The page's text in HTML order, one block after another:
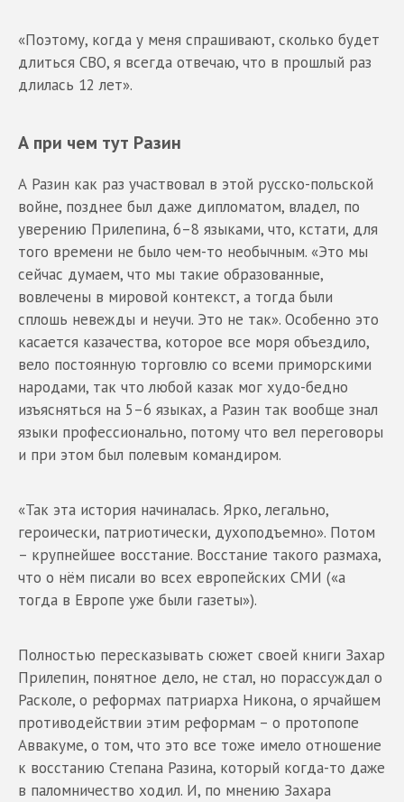
«Поэтому, когда у меня спрашивают, сколько будет
длиться СВО, я всегда отвечаю, что в прошлый раз
длилась 12 лет».
А при чем тут Разин
А Разин как раз участвовал в этой русско-польской
войне, позднее был даже дипломатом, владел, по
уверению Прилепина, 6–8 языками, что, кстати, для
того времени не было чем-то необычным. «Это мы
сейчас думаем, что мы такие образованные,
вовлечены в мировой контекст, а тогда были
сплошь невежды и неучи. Это не так». Особенно это
касается казачества, которое все моря объездило,
вело постоянную торговлю со всеми приморскими
народами, так что любой казак мог худо-бедно
изъясняться на 5–6 языках, а Разин так вообще знал
языки профессионально, потому что вел переговоры
и при этом был полевым командиром.
«Так эта история начиналась. Ярко, легально,
героически, патриотически, духоподъемно». Потом
– крупнейшее восстание. Восстание такого размаха,
что о нём писали во всех европейских СМИ («а
тогда в Европе уже были газеты»).
Полностью пересказывать сюжет своей книги Захар
Прилепин, понятное дело, не стал, но порассуждал о
Расколе, о реформах патриарха Никона, о ярчайшем
противодействии этим реформам – о протопопе
Аввакуме, о том, что это все тоже имело отношение
к восстанию Степана Разина, который когда-то даже
в паломничество ходил. И, по мнению Захара